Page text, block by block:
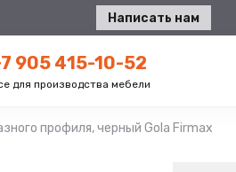
Написать нам
905 415-10-52
для производства мебели
профиля, черный Gola Firmax